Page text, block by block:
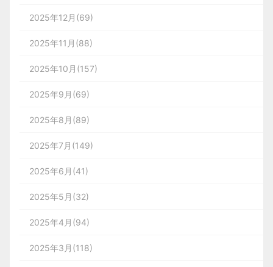
2025年12月(69)
2025年11月(88)
2025年10月(157)
2025年9月(69)
2025年8月(89)
2025年7月(149)
2025年6月(41)
2025年5月(32)
2025年4月(94)
2025年3月(118)